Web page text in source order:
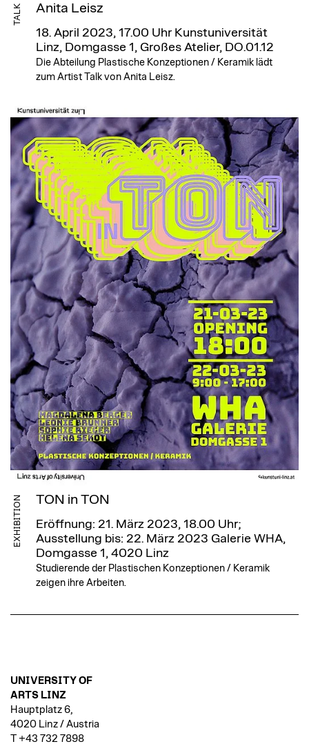
TALK Anita Leisz
18. April 2023, 17.00 Uhr Kunstuniversität
Linz, Domgasse 1, Großes Atelier, DO.01.12
Die Abteilung Plastische Konzeptionen / Keramik lädt
zum Artist Talk von Anita Leisz.
EXHIBITION TON in TON
Eröffnung: 21. März 2023, 18.00 Uhr;
Ausstellung bis: 22. März 2023 Galerie WHA,
Domgasse 1, 4020 Linz
Studierende der Plastischen Konzeptionen / Keramik
zeigen ihre Arbeiten.
UNIVERSITY OF
ARTS LINZ
Hauptplatz 6,
4020 Linz / Austria
T +43 732 7898